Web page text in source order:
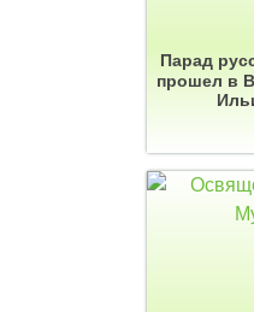
Парад
прошел в